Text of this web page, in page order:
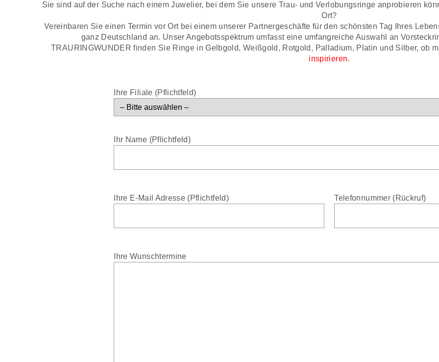
Sie sind auf der Suche nach einem Juwelier, bei dem Sie unsere Trau- und Verlobungsringe anprobieren
Ort?
Vereinbaren Sie einen Termin vor Ort bei einem unserer Partnergeschäfte für den schönsten Tag Ihres
ganz Deutschland an. Unser Angebotsspektrum umfasst eine umfangreiche Auswahl an
TRAURINGWUNDER finden Sie Ringe in Gelbgold, Weißgold, Rotgold, Palladium, Platin und Silber, ob
inspirieren.
Ihre Filiale (Pflichtfeld)
Ihr Name (Pflichtfeld)
Ihre E-Mail Adresse (Pflichtfeld) Telefonnummer (Rückruf)
Ihre Wunschtermine